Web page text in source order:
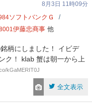
8月3日 11時09分
ソフトバンクＧ
伊藤忠商事 他
柄にしました！ イビデ
ク！ klab 蟹は朝一から上
kGaMERIT0J
全文表示